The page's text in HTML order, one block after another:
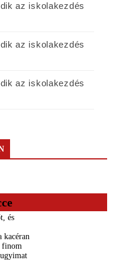
az iskolakezdés
az iskolakezdés
az iskolakezdés